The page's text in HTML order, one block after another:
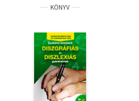
KÖNYV